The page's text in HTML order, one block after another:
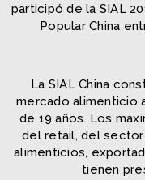
participó de la SIAL
Popular China
La SIAL China
mercado alimenticio
de 19 años. Los
del retail, del
alimenticios,
tienen